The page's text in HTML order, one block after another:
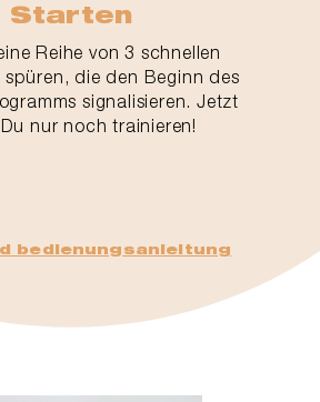
Starten
Reihe von 3 schnellen
die den Beginn des
signalisieren. Jetzt
nur noch trainieren!
bedienungsanleitung